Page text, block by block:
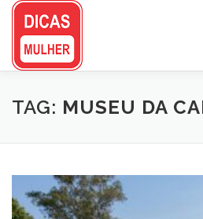
Pular
conteúdo
TAG: MUSEU DA